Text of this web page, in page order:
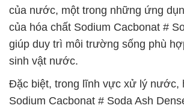
của nước, một trong những ứng
của hóa chất Sodium Cacbonat #
giúp duy trì môi trường sống phù
sinh vật nước.
Đặc biệt, trong lĩnh vực xử lý nước,
Sodium Cacbonat # Soda Ash